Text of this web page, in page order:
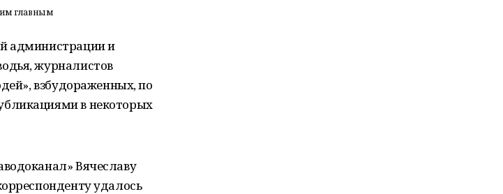
главным
администрации и
журналистов
взбудораженных, по
в некоторых
Вячеславу
удалось